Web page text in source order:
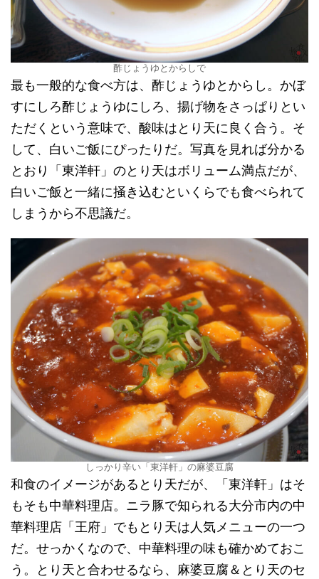
酢じょうゆとからしで
最も一般的な食べ方は、酢じょうゆとからし。かぼ
すにしろ酢じょうゆにしろ、揚げ物をさっぱりとい
ただくという意味で、酸味はとり天に良く合う。そ
して、白いご飯にぴったりだ。写真を見れば分かる
とおり「東洋軒」のとり天はボリューム満点だが、
白いご飯と一緒に掻き込むといくらでも食べられて
しまうから不思議だ。
しっかり辛い「東洋軒」の麻婆豆腐
和食のイメージがあるとり天だが、「東洋軒」はそ
もそも中華料理店。ニラ豚で知られる大分市内の中
華料理店「王府」でもとり天は人気メニューの一つ
だ。せっかくなので、中華料理の味も確かめておこ
う。とり天と合わせるなら、麻婆豆腐＆とり天のセ